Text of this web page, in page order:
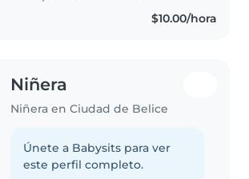
night, that's not a problem.
$10.00/hora
Niñera
Niñera en Ciudad de Belice
Únete a Babysits para ver
este perfil completo.